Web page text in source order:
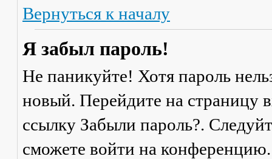
Вернуться к началу
Я забыл пароль!
Не паникуйте! Хотя пароль
новый. Перейдите на страницу
ссылку Забыли пароль?.
сможете войти на конференцию.